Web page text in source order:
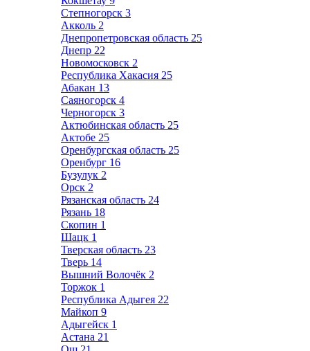
Степногорск 3
Акколь 2
Днепропетровская область 25
Днепр 22
Новомосковск 2
Республика Хакасия 25
Абакан 13
Саяногорск 4
Черногорск 3
Актюбинская область 25
Актобе 25
Оренбургская область 25
Оренбург 16
Бузулук 2
Орск 2
Рязанская область 24
Рязань 18
Скопин 1
Шацк 1
Тверская область 23
Тверь 14
Вышний Волочёк 2
Торжок 1
Республика Адыгея 22
Майкоп 9
Адыгейск 1
Астана 21